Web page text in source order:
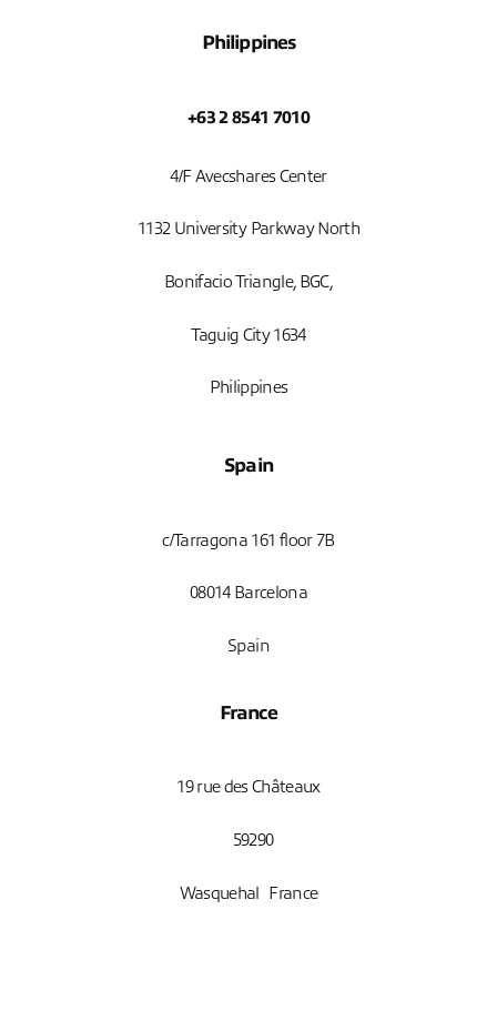
Philippines
+63 2 8541 7010
4/F Avecshares Center
1132 University Parkway North
Bonifacio Triangle, BGC,
Taguig City 1634
Philippines
Spain
c/Tarragona 161 floor 7B
08014 Barcelona
Spain
France
19 rue des Châteaux
59290
Wasquehal France